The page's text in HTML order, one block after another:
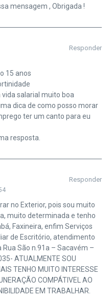
mensagem , Obrigada !
Responder
15 anos
salarial muito boa
dica de como posso morar
ter um canto para eu
resposta.
Responder
no Exterior, pois sou muito
muito determinada e tenho
Faxineira, enfim Serviços
de Escritório, atendimento
São n.91a – Sacavém –
ATUALMENTE SOU
TENHO MUITO INTERESSE
COMPÁTIVEL AO
EM TRABALHAR.